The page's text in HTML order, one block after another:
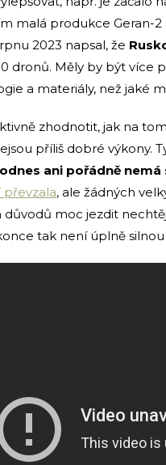
malá produkce
2023 napsal, že
dronů. Měly by být více
a materiály, než jaké
zhodnotit, jak na
příliš dobré výkony.
ani pořádně
převzala, ale žádných
moc jezdit
tak není úplně silnou